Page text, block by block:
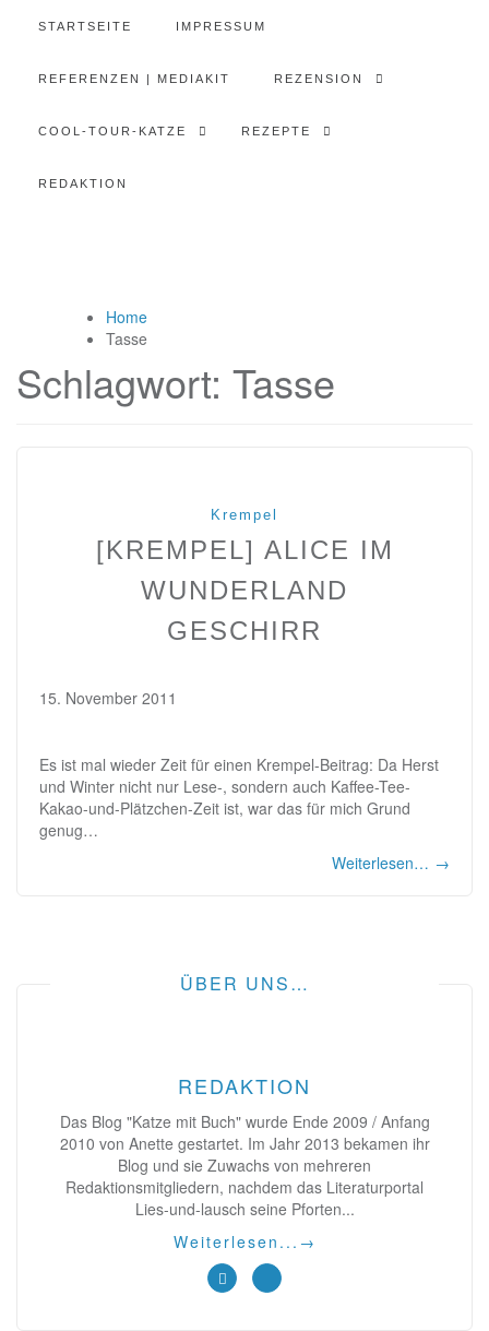
STARTSEITE IMPRESSUM
REFERENZEN | MEDIAKIT REZENSION
COOL-TOUR-KATZE REZEPTE
REDAKTION
Home
Tasse
Schlagwort: Tasse
Krempel
[KREMPEL] ALICE IM
WUNDERLAND
GESCHIRR
15. November 2011
Es ist mal wieder Zeit für einen Krempel-Beitrag: Da Herst
und Winter nicht nur Lese-, sondern auch Kaffee-Tee-
Kakao-und-Plätzchen-Zeit ist, war das für mich Grund
genug…
Weiterlesen… →
ÜBER UNS…
REDAKTION
Das Blog "Katze mit Buch" wurde Ende 2009 / Anfang
2010 von Anette gestartet. Im Jahr 2013 bekamen ihr
Blog und sie Zuwachs von mehreren
Redaktionsmitgliedern, nachdem das Literaturportal
Lies-und-lausch seine Pforten...
Weiterlesen... →